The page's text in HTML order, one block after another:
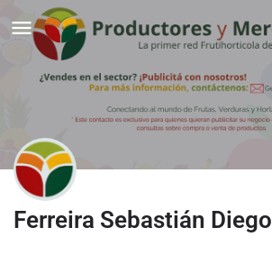
Ferreira Sebastián Diego